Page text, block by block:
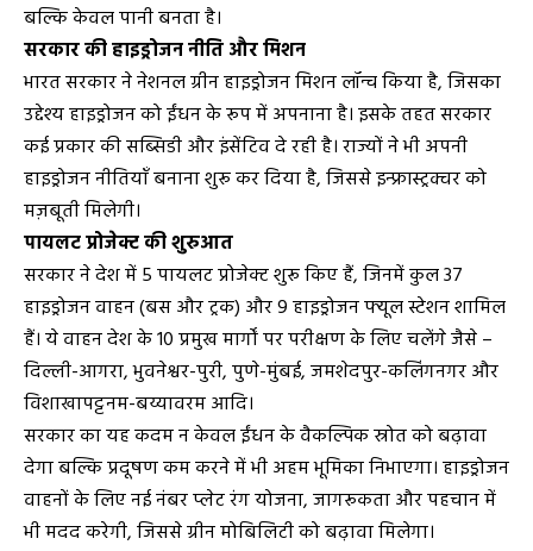
बल्कि केवल पानी बनता है।
सरकार की हाइड्रोजन नीति और मिशन
भारत सरकार ने नेशनल ग्रीन हाइड्रोजन मिशन लॉन्च किया है, जिसका
उद्देश्य हाइड्रोजन को ईंधन के रूप में अपनाना है। इसके तहत सरकार
कई प्रकार की सब्सिडी और इंसेंटिव दे रही है। राज्यों ने भी अपनी
हाइड्रोजन नीतियाँ बनाना शुरू कर दिया है, जिससे इन्फ्रास्ट्रक्चर को
मज़बूती मिलेगी।
पायलट प्रोजेक्ट की शुरुआत
सरकार ने देश में 5 पायलट प्रोजेक्ट शुरू किए हैं, जिनमें कुल 37
हाइड्रोजन वाहन (बस और ट्रक) और 9 हाइड्रोजन फ्यूल स्टेशन शामिल
हैं। ये वाहन देश के 10 प्रमुख मार्गों पर परीक्षण के लिए चलेंगे जैसे –
दिल्ली-आगरा, भुवनेश्वर-पुरी, पुणे-मुंबई, जमशेदपुर-कलिंगनगर और
विशाखापट्टनम-बय्यावरम आदि।
सरकार का यह कदम न केवल ईंधन के वैकल्पिक स्रोत को बढ़ावा
देगा बल्कि प्रदूषण कम करने में भी अहम भूमिका निभाएगा। हाइड्रोजन
वाहनों के लिए नई नंबर प्लेट रंग योजना, जागरूकता और पहचान में
भी मदद करेगी, जिससे ग्रीन मोबिलिटी को बढ़ावा मिलेगा।